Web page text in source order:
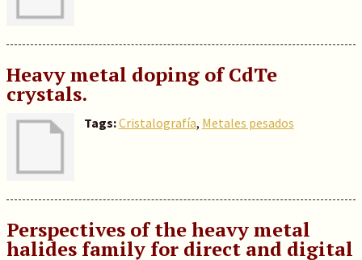
Heavy metal doping of CdTe
crystals.
Tags:Cristalografía, Metales pesados
Perspectives of the heavy metal
halides family for direct and digital